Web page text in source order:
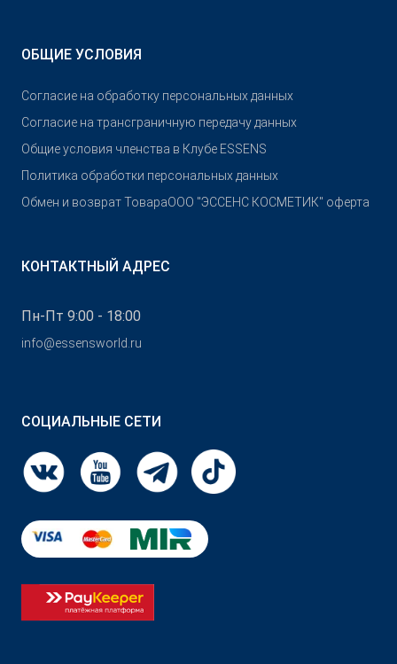
ОБЩИЕ УСЛОВИЯ
Согласие на обработку персональных данных
Согласие на трансграничную передачу данных
Общие условия членства в Клубе ESSENS
Политика обработки персональных данных
Обмен и возврат ТовараOOO "ЭССЕНС КОСМЕТИК" оферта
КОНТАКТНЫЙ АДРЕС
Пн-Пт 9:00 - 18:00
info@essensworld.ru
СОЦИАЛЬНЫЕ СЕТИ